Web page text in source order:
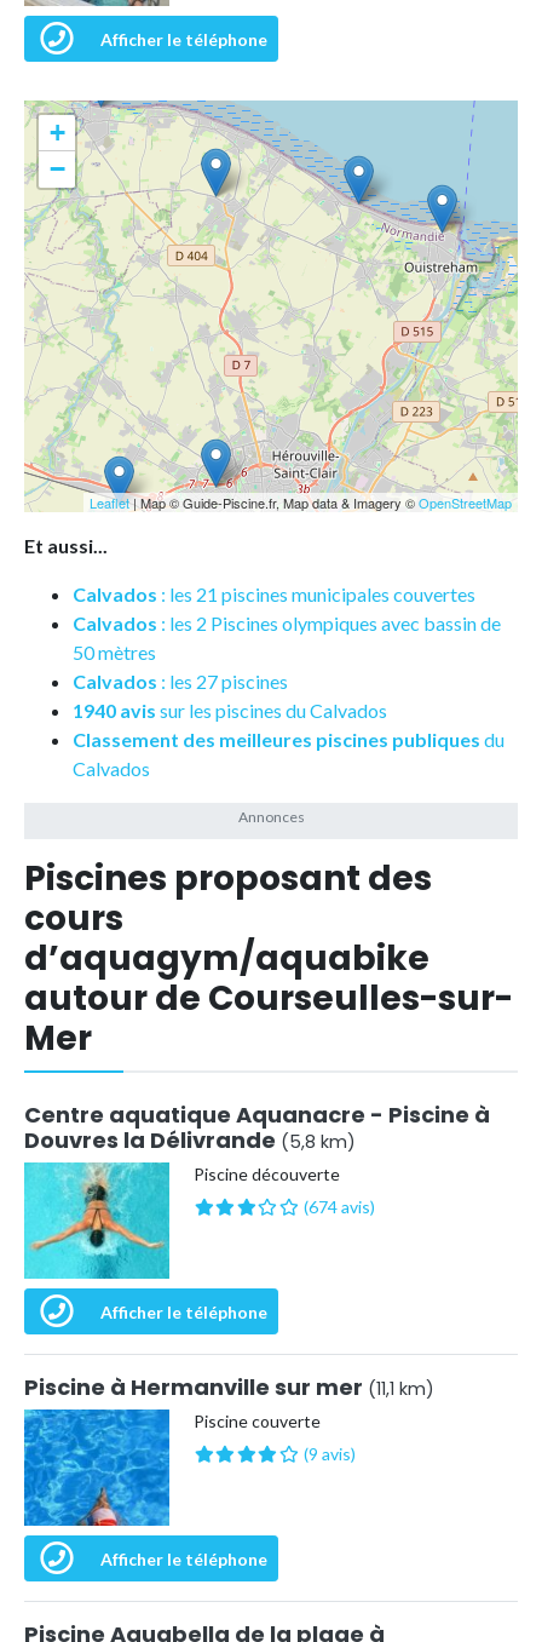
Afficher le téléphone
+
−
Leaflet| Map © Guide-Piscine.fr, Map data & Imagery ©OpenStreetMap
Et aussi...
Calvados : les 21 piscines municipales couvertes
Calvados : les 2 Piscines olympiques avec bassin de
50 mètres
Calvados : les 27 piscines
1940 avis sur les piscines du Calvados
Classement des meilleures piscines publiques du
Calvados
Piscines proposant des
cours
d’aquagym/aquabike
autour de Courseulles-sur-
Mer
Centre aquatique Aquanacre - Piscine à
Douvres la Délivrande (5,8 km)
Piscine découverte
(674 avis)
Afficher le téléphone
Piscine à Hermanville sur mer (11,1 km)
Piscine couverte
(9 avis)
Afficher le téléphone
Piscine Aquabella de la plage à